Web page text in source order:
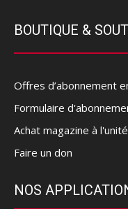
BOUTIQUE &
Offres d’abonnement
Formulaire
Achat magazine à l'unité
Faire un don
NOS